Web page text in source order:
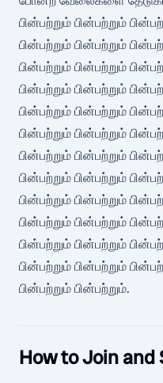
பின்பற்றும் பின்பற்றும்
பின்பற்றும் பின்பற்றும்
பின்பற்றும் பின்பற்றும்
பின்பற்றும் பின்பற்றும்
பின்பற்றும் பின்பற்றும்
பின்பற்றும் பின்பற்றும்
பின்பற்றும் பின்பற்றும்
பின்பற்றும் பின்பற்றும்
பின்பற்றும் பின்பற்றும்
பின்பற்றும் பின்பற்றும்
பின்பற்றும் பின்பற்றும்
பின்பற்றும் பின்பற்றும்
பின்பற்றும் பின்பற்றும்.
How to Join and